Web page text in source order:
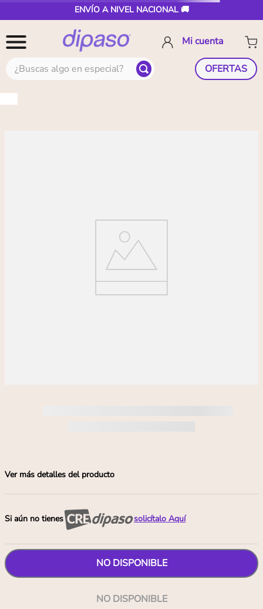
ENVÍO A NIVEL NACIONAL 🚚
¿Buscas algo en especial? OFERTAS
Ver más detalles del producto
Si aún no tienes solicítalo Aquí
NO DISPONIBLE
NO DISPONIBLE